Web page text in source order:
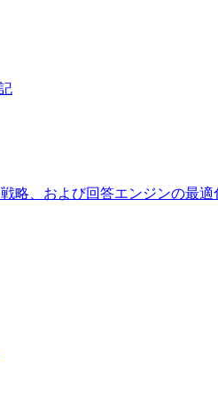
略、および回答エンジンの最適